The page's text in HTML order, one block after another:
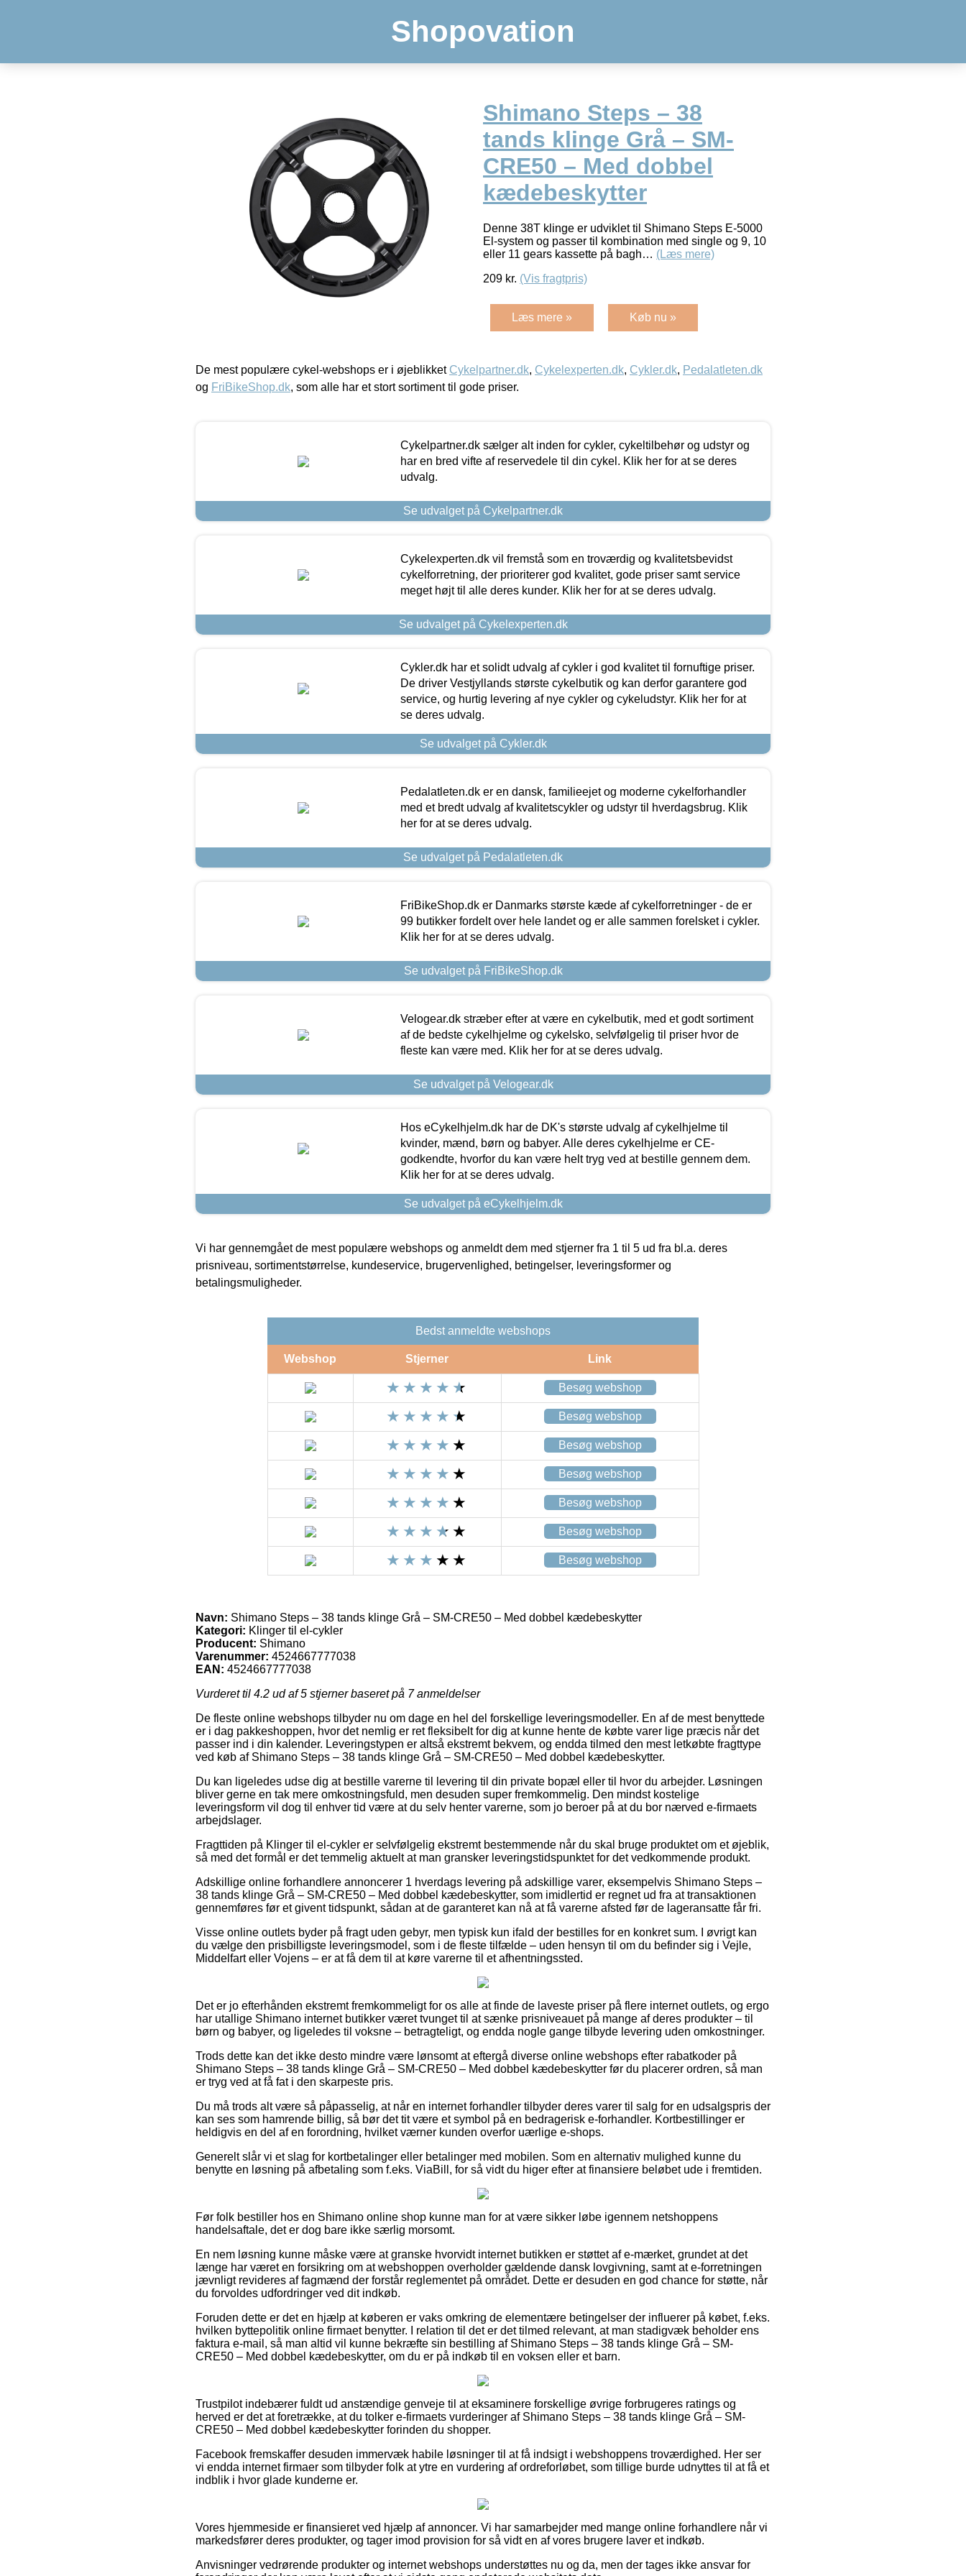
Shopovation
Shimano Steps – 38
tands klinge Grå – SM-
CRE50 – Med dobbel
kædebeskytter
Denne 38T klinge er udviklet til Shimano Steps E-5000
El-system og passer til kombination med single og 9, 10
eller 11 gears kassette på bagh… (Læs mere)
209 kr. (Vis fragtpris)
Læs mere » Køb nu »
De mest populære cykel-webshops er i øjeblikket Cykelpartner.dk, Cykelexperten.dk, Cykler.dk, Pedalatleten.dk
og FriBikeShop.dk, som alle har et stort sortiment til gode priser.
Cykelpartner.dk sælger alt inden for cykler, cykeltilbehør og udstyr og
har en bred vifte af reservedele til din cykel. Klik her for at se deres
udvalg.
Se udvalget på Cykelpartner.dk
Cykelexperten.dk vil fremstå som en troværdig og kvalitetsbevidst
cykelforretning, der prioriterer god kvalitet, gode priser samt service
meget højt til alle deres kunder. Klik her for at se deres udvalg.
Se udvalget på Cykelexperten.dk
Cykler.dk har et solidt udvalg af cykler i god kvalitet til fornuftige priser.
De driver Vestjyllands største cykelbutik og kan derfor garantere god
service, og hurtig levering af nye cykler og cykeludstyr. Klik her for at
se deres udvalg.
Se udvalget på Cykler.dk
Pedalatleten.dk er en dansk, familieejet og moderne cykelforhandler
med et bredt udvalg af kvalitetscykler og udstyr til hverdagsbrug. Klik
her for at se deres udvalg.
Se udvalget på Pedalatleten.dk
FriBikeShop.dk er Danmarks største kæde af cykelforretninger - de er
99 butikker fordelt over hele landet og er alle sammen forelsket i cykler.
Klik her for at se deres udvalg.
Se udvalget på FriBikeShop.dk
Velogear.dk stræber efter at være en cykelbutik, med et godt sortiment
af de bedste cykelhjelme og cykelsko, selvfølgelig til priser hvor de
fleste kan være med. Klik her for at se deres udvalg.
Se udvalget på Velogear.dk
Hos eCykelhjelm.dk har de DK's største udvalg af cykelhjelme til
kvinder, mænd, børn og babyer. Alle deres cykelhjelme er CE-
godkendte, hvorfor du kan være helt tryg ved at bestille gennem dem.
Klik her for at se deres udvalg.
Se udvalget på eCykelhjelm.dk
Vi har gennemgået de mest populære webshops og anmeldt dem med stjerner fra 1 til 5 ud fra bl.a. deres
prisniveau, sortimentstørrelse, kundeservice, brugervenlighed, betingelser, leveringsformer og
betalingsmuligheder.
Bedst anmeldte webshops
Webshop Stjerner Link
Besøg webshop
Besøg webshop
Besøg webshop
Besøg webshop
Besøg webshop
Besøg webshop
Besøg webshop
Navn: Shimano Steps – 38 tands klinge Grå – SM-CRE50 – Med dobbel kædebeskytter
Kategori: Klinger til el-cykler
Producent: Shimano
Varenummer: 4524667777038
EAN: 4524667777038
Vurderet til 4.2 ud af 5 stjerner baseret på 7anmeldelser
De fleste online webshops tilbyder nu om dage en hel del forskellige leveringsmodeller. En af de mest benyttede
er i dag pakkeshoppen, hvor det nemlig er ret fleksibelt for dig at kunne hente de købte varer lige præcis når det
passer ind i din kalender. Leveringstypen er altså ekstremt bekvem, og endda tilmed den mest letkøbte fragttype
ved køb af Shimano Steps – 38 tands klinge Grå – SM-CRE50 – Med dobbel kædebeskytter.
Du kan ligeledes udse dig at bestille varerne til levering til din private bopæl eller til hvor du arbejder. Løsningen
bliver gerne en tak mere omkostningsfuld, men desuden super fremkommelig. Den mindst kostelige
leveringsform vil dog til enhver tid være at du selv henter varerne, som jo beroer på at du bor nærved e-firmaets
arbejdslager.
Fragttiden på Klinger til el-cykler er selvfølgelig ekstremt bestemmende når du skal bruge produktet om et øjeblik,
så med det formål er det temmelig aktuelt at man gransker leveringstidspunktet for det vedkommende produkt.
Adskillige online forhandlere annoncerer 1 hverdags levering på adskillige varer, eksempelvis Shimano Steps –
38 tands klinge Grå – SM-CRE50 – Med dobbel kædebeskytter, som imidlertid er regnet ud fra at transaktionen
gennemføres før et givent tidspunkt, sådan at de garanteret kan nå at få varerne afsted før de lageransatte får fri.
Visse online outlets byder på fragt uden gebyr, men typisk kun ifald der bestilles for en konkret sum. I øvrigt kan
du vælge den prisbilligste leveringsmodel, som i de fleste tilfælde – uden hensyn til om du befinder sig i Vejle,
Middelfart eller Vojens – er at få dem til at køre varerne til et afhentningssted.
Det er jo efterhånden ekstremt fremkommeligt for os alle at finde de laveste priser på flere internet outlets, og ergo
har utallige Shimano internet butikker været tvunget til at sænke prisniveauet på mange af deres produkter – til
børn og babyer, og ligeledes til voksne – betragteligt, og endda nogle gange tilbyde levering uden omkostninger.
Trods dette kan det ikke desto mindre være lønsomt at eftergå diverse online webshops efter rabatkoder på
Shimano Steps – 38 tands klinge Grå – SM-CRE50 – Med dobbel kædebeskytter før du placerer ordren, så man
er tryg ved at få fat i den skarpeste pris.
Du må trods alt være så påpasselig, at når en internet forhandler tilbyder deres varer til salg for en udsalgspris der
kan ses som hamrende billig, så bør det tit være et symbol på en bedragerisk e-forhandler. Kortbestillinger er
heldigvis en del af en forordning, hvilket værner kunden overfor uærlige e-shops.
Generelt slår vi et slag for kortbetalinger eller betalinger med mobilen. Som en alternativ mulighed kunne du
benytte en løsning på afbetaling som f.eks. ViaBill, for så vidt du higer efter at finansiere beløbet ude i fremtiden.
Før folk bestiller hos en Shimano online shop kunne man for at være sikker løbe igennem netshoppens
handelsaftale, det er dog bare ikke særlig morsomt.
En nem løsning kunne måske være at granske hvorvidt internet butikken er støttet af e-mærket, grundet at det
længe har været en forsikring om at webshoppen overholder gældende dansk lovgivning, samt at e-forretningen
jævnligt revideres af fagmænd der forstår reglementet på området. Dette er desuden en god chance for støtte, når
du forvoldes udfordringer ved dit indkøb.
Foruden dette er det en hjælp at køberen er vaks omkring de elementære betingelser der influerer på købet, f.eks.
hvilken byttepolitik online firmaet benytter. I relation til det er det tilmed relevant, at man stadigvæk beholder ens
faktura e-mail, så man altid vil kunne bekræfte sin bestilling af Shimano Steps – 38 tands klinge Grå – SM-
CRE50 – Med dobbel kædebeskytter, om du er på indkøb til en voksen eller et barn.
Trustpilot indebærer fuldt ud anstændige genveje til at eksaminere forskellige øvrige forbrugeres ratings og
herved er det at foretrække, at du tolker e-firmaets vurderinger af Shimano Steps – 38 tands klinge Grå – SM-
CRE50 – Med dobbel kædebeskytter forinden du shopper.
Facebook fremskaffer desuden immervæk habile løsninger til at få indsigt i webshoppens troværdighed. Her ser
vi endda internet firmaer som tilbyder folk at ytre en vurdering af ordreforløbet, som tillige burde udnyttes til at få et
indblik i hvor glade kunderne er.
Vores hjemmeside er finansieret ved hjælp af annoncer. Vi har samarbejder med mange online forhandlere når vi
markedsfører deres produkter, og tager imod provision for så vidt en af vores brugere laver et indkøb.
Anvisninger vedrørende produkter og internet webshops understøttes nu og da, men der tages ikke ansvar for